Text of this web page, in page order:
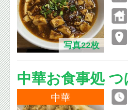
写真22枚
中華お食事処 つ
中華